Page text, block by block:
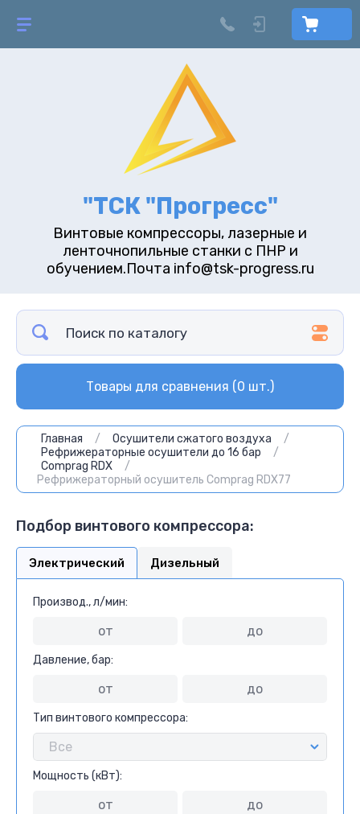
"ТСК "Прогресс"
Винтовые компрессоры, лазерные и
ленточнопильные станки с ПНР и
обучением.Почта info@tsk-progress.ru
Товары для сравнения (0 шт.)
Главная / Осушители сжатого воздуха
/
Рефрижераторные осушители до 16 бар
/
Comprag RDX
/
Рефрижераторный осушитель Comprag RDX77
Подбор винтового компрессора:
Электрический Дизельный
Производ., л/мин:
Давление, бар:
Тип винтового компрессора:
Мощность (кВт):